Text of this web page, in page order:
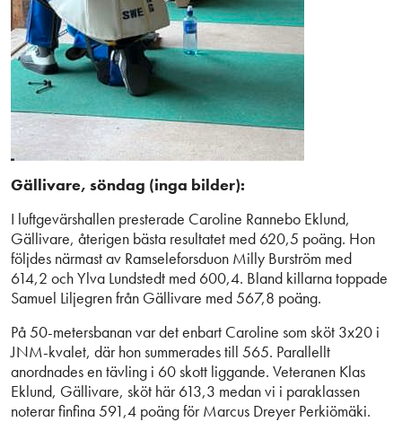
Gällivare, söndag (inga bilder):
I luftgevärshallen presterade Caroline Rannebo Eklund,
Gällivare, återigen bästa resultatet med 620,5 poäng. Hon
följdes närmast av Ramseleforsduon Milly Burström med
614,2 och Ylva Lundstedt med 600,4. Bland killarna toppade
Samuel Liljegren från Gällivare med 567,8 poäng.
På 50-metersbanan var det enbart Caroline som sköt 3x20 i
JNM-kvalet, där hon summerades till 565. Parallellt
anordnades en tävling i 60 skott liggande. Veteranen Klas
Eklund, Gällivare, sköt här 613,3 medan vi i paraklassen
noterar finfina 591,4 poäng för Marcus Dreyer Perkiömäki.